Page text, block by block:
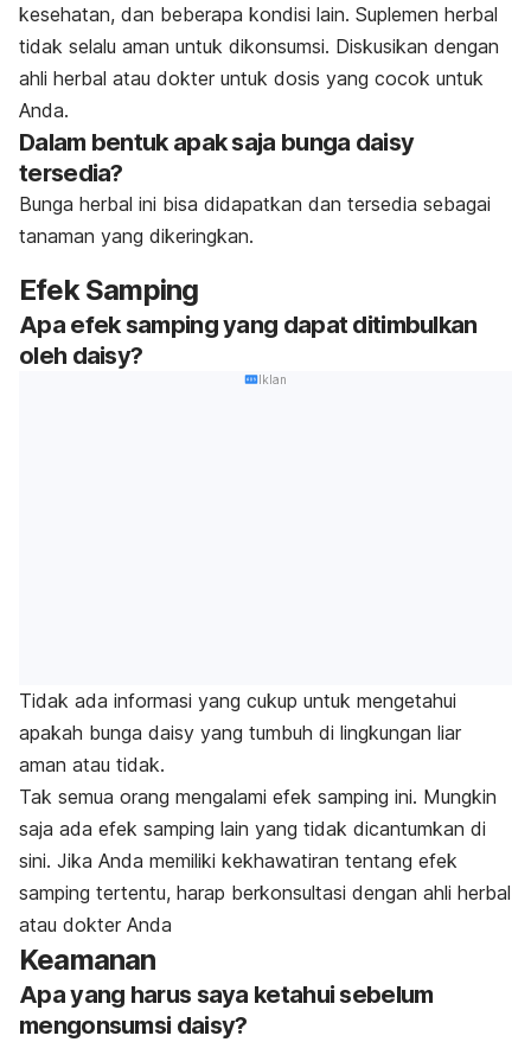
kesehatan, dan beberapa kondisi lain. Suplemen herbal
tidak selalu aman untuk dikonsumsi. Diskusikan dengan
ahli herbal atau dokter untuk dosis yang cocok untuk
Anda.
Dalam bentuk apak saja bunga daisy
tersedia?
Bunga herbal ini bisa didapatkan dan tersedia sebagai
tanaman yang dikeringkan.
Efek Samping
Apa efek samping yang dapat ditimbulkan
oleh daisy?
Iklan
Tidak ada informasi yang cukup untuk mengetahui
apakah bunga daisy yang tumbuh di lingkungan liar
aman atau tidak.
Tak semua orang mengalami efek samping ini. Mungkin
saja ada efek samping lain yang tidak dicantumkan di
sini. Jika Anda memiliki kekhawatiran tentang efek
samping tertentu, harap berkonsultasi dengan ahli herbal
atau dokter Anda
Keamanan
Apa yang harus saya ketahui sebelum
mengonsumsi daisy?